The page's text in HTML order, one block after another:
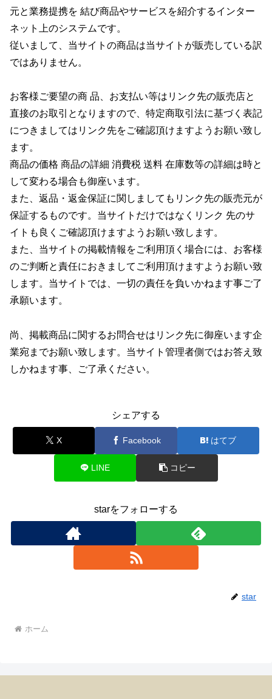
元と業務提携を 結び商品やサービスを紹介するインター
ネット上のシステムです。
従いまして、当サイトの商品は当サイトが販売している訳
ではありません。
お客様ご要望の商 品、お支払い等はリンク先の販売店と
直接のお取引となりますので、特定商取引法に基づく表記
につきましてはリンク先をご確認頂けますようお願い致し
ます。
商品の価格 商品の詳細 消費税 送料 在庫数等の詳細は時と
して変わる場合も御座います。
また、返品・返金保証に関しましてもリンク先の販売元が
保証するものです。当サイトだけではなくリンク 先のサ
イトも良くご確認頂けますようお願い致します。
また、当サイトの掲載情報をご利用頂く場合には、お客様
のご判断と責任におきましてご利用頂けますようお願い致
します。当サイトでは、一切の責任を負いかねます事ご了
承願います。
尚、掲載商品に関するお問合せはリンク先に御座います企
業宛までお願い致します。当サイト管理者側ではお答え致
しかねます事、ご了承ください。
シェアする
X Facebook はてブ
LINE コピー
starをフォローする
star
ホーム